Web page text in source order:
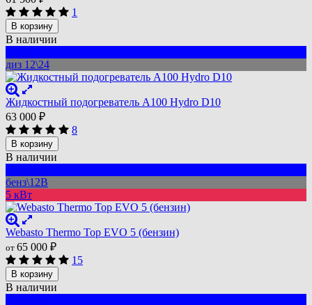
1
В корзину
В наличии
диз 12\24
Жидкостный подогреватель А100 Hydro D10
63 000 ₽
8
В корзину
В наличии
бенз\12В
5 кВт
Webasto Thermo Top EVO 5 (бензин)
от 65 000 ₽
15
В корзину
В наличии